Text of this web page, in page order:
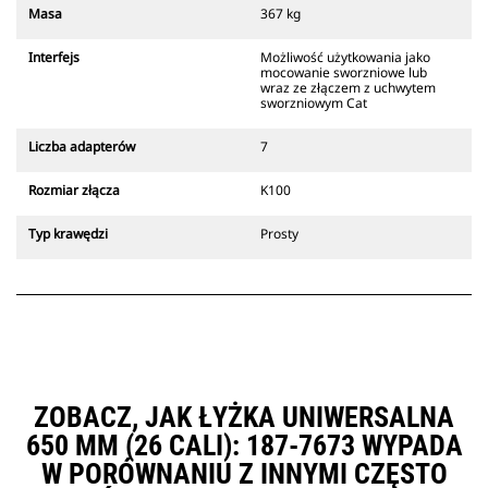
Cat są zgodne z gąsienicowymi
koparkami kołowymi. Dostępne są
również złącza o szerokościach do
kopania rowów.
systemem złączy wykorzystuje
Specjalne złącza są wyposażone w
służy do mocowania osprzętu.
Masa 367 kg
Interfejs
Możliwość użytkowania jako
mocowanie sworzniowe lub
wraz ze złączem z uchwytem
sworzniowym Cat
Liczba adapterów 7
Rozmiar złącza K100
Typ krawędzi Prosty
ZOBACZ, JAK ŁYŻKA UNIWERSALNA
650 MM (26 CALI): 187-7673 WYPADA
W PORÓWNANIU Z INNYMI CZĘSTO